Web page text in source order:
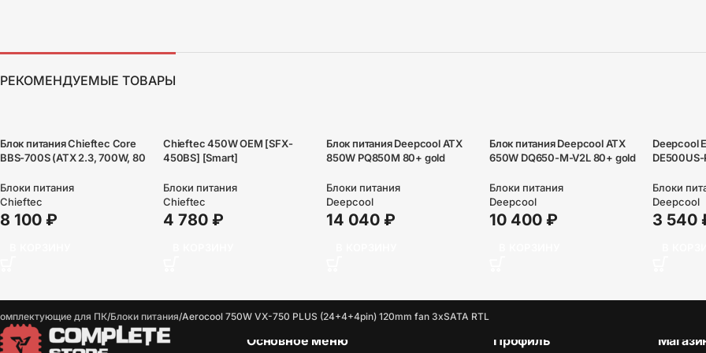
РЕКОМЕНДУЕМЫЕ ТОВАРЫ
Блок питания Chieftec Core
BBS-700S (ATX 2.3, 700W, 80
120mm fan) Retail
Блоки питания
Chieftec
8 100 ₽
Chieftec 450W OEM [SFX-
450BS] [Smart]
Блоки питания
Chieftec
4 780 ₽
Блок питания Deepcool ATX
850W PQ850M 80+ gold
fan 10xSATA RTL
Блоки питания
Deepcool
14 040 ₽
Блок питания Deepcool ATX
650W DQ650-M-V2L 80+ gold
fan 8xSATA Cab Manag RTL
Блоки питания
Deepcool
10 400 ₽
Deepcool
DE500US-
Black
Блоки
Deepcool
3 540
для ПК Блоки питания Aerocool 750W VX-750 PLUS (24+4+4pin) 120mm fan 3xSATA RTL
Основное меню Профиль